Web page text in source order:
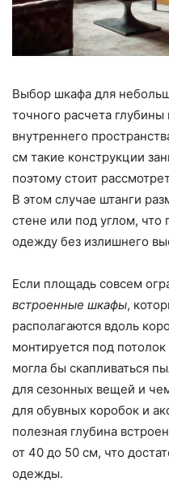
Выбор шкафа для
точного расчета
внутреннего
см такие конструкции
поэтому стоит
В этом случае штанги
стене или под углом, что
одежду без излишнего
Если площадь совсем
встроенные шкафы,
располагаются вдоль
монтируется под
могла бы скапливаться
для сезонных вещей и
для обувных коробок и
полезная глубина
от 40 до 50 см, что
одежды.